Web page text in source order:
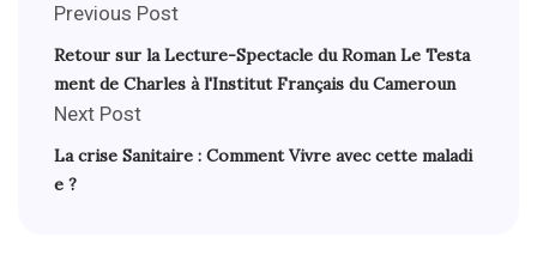
Previous Post
Retour sur la Lecture-Spectacle du Roman Le Testa
ment de Charles à l'Institut Français du Cameroun
Next Post
La crise Sanitaire : Comment Vivre avec cette maladi
e ?